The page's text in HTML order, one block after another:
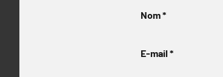
Nom*
E-mail *